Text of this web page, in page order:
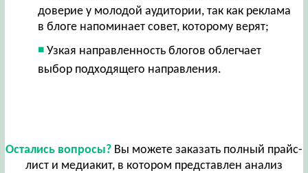
доверие у молодой аудитории, так как реклама
в блоге напоминает совет, которому верят;
Узкая направленность блогов облегчает
выбор подходящего направления.
Остались вопросы?Вы можете заказать полный прайс-
лист и медиакит, в котором представлен анализ